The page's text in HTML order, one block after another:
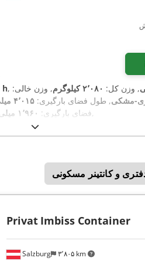
۱۵۱ h , وزن کل: ۲٬۰۸۰ کیلوگرم
, وزن خالی:
مشکی, طول فضای بارگیری: ۴٬۰۱۵ میلی‌متر
فضای بارگیری: ۱٬۹۶۰ میلی‌متر ,
دفتری و کانتینر مسکونی
Salzburg ۳٬۸۰۵ km
Privat Imbiss Container